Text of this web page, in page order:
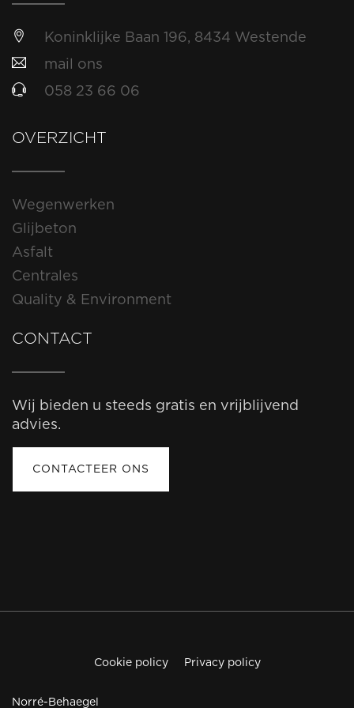
Koninklijke Baan 196, 8434 Westende
mail ons
058 23 66 06
OVERZICHT
Wegenwerken
Glijbeton
Asfalt
Centrales
Quality & Environment
CONTACT
Wij bieden u steeds gratis en vrijblijvend
advies.
CONTACTEER ONS
Cookie policy Privacy policy
Norré-Behaegel